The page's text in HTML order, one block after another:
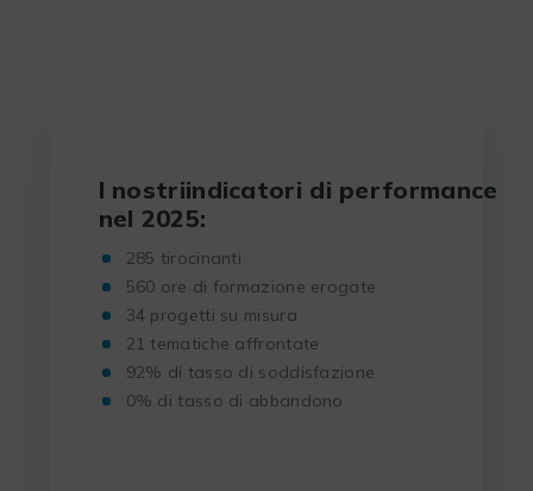
I nostriindicatori di performance
nel 2025:
285 tirocinanti
560 ore di formazione erogate
34 progetti su misura
21 tematiche affrontate
92% di tasso di soddisfazione
0% di tasso di abbandono